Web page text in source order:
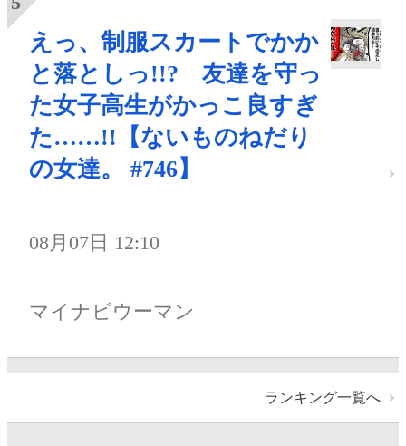
えっ、制服スカートでかか
と落としっ!!? 友達を守っ
た女子高生がかっこ良すぎ
た……!!【ないものねだり
の女達。 #746】
08月07日 12:10
マイナビウーマン
ランキング一覧へ